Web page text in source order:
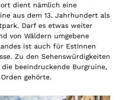
dient nämlich eine
aus dem 13. Jahrhundert als
Darf es etwas weiter
von Wäldern umgebene
ist auch für EstInnen
Zu den Sehenswürdigkeiten
beeindruckende Burgruine,
gehörte.